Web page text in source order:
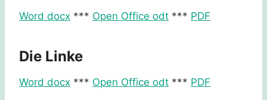
Word docx *** Open Office odt *** PDF
Die Linke
Word docx *** Open Office odt *** PDF